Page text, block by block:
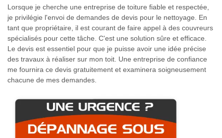
Lorsque je cherche une entreprise de toiture fiable et respectée,
je privilégie l'envoi de demandes de devis pour le nettoyage. En
tant que propriétaire, il est courant de faire appel à des couvreurs
spécialisés pour cette tâche. C'est une solution sûre et efficace.
Le devis est essentiel pour que je puisse avoir une idée précise
des travaux à réaliser sur mon toit. Une entreprise de confiance
me fournira ce devis gratuitement et examinera soigneusement
chacune de mes demandes.